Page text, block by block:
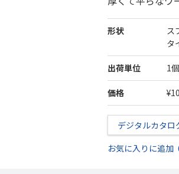
形状
ス
タ
出荷単位 1個
価格
デジタルカタロ
お気に入りに追加